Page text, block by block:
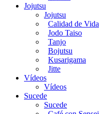
Jojutsu
Jojutsu
Calidad de Vida
Jodo Taiso
Tanjo
Bojutsu
Kusarigama
Jitte
Vídeos
Vídeos
Sucede
Sucede